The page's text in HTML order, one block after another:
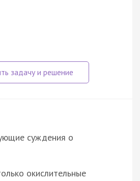
суждения о
окислительные